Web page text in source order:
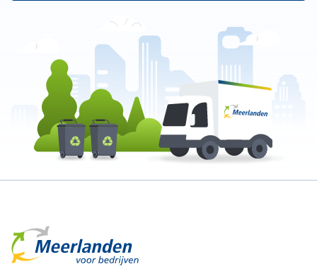
Meerlanden Voor Bedrijven Logo